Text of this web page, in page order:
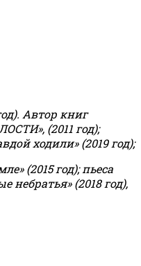
Автор книг
(2011 год);
ходили» (2019 год);
(2015 год); пьеса
небратья» (2018 год),